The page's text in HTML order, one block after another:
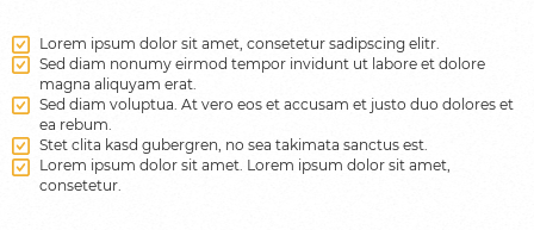
Du học Singapore
Du học Canada
Giới thiệu
Lorem ipsum dolor sit amet, consetetur sadipscing elitr.
Sed diam nonumy eirmod tempor invidunt ut labore et dolore
magna aliquyam erat.
Sed diam voluptua. At vero eos et accusam et justo duo dolores et
ea rebum.
Stet clita kasd gubergren, no sea takimata sanctus est.
Lorem ipsum dolor sit amet. Lorem ipsum dolor sit amet,
consetetur.